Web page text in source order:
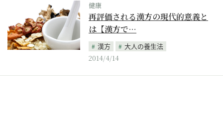
健康
再評価される漢方の現代的意義と
は【漢方で…
漢方
大人の養生法
2014/4/14